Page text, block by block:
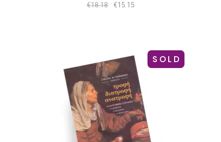
€18.18
Original
€15.15Η
SOLD